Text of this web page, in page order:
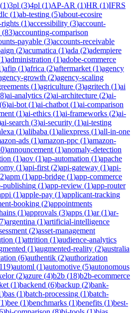
(1)3pl (3)4pl (1)AP-AR (1)HR (1)IFRS
(1)ab-testing (5)about-ecosire
rights (1)accessibility (3)account-
(83)accounting-comparison
payable (3)accounts-receivable
(2)acumatica (1)ada (2)adempiere
1)administration (1)adobe-commerce
)afip (1)africa (2)aftermarket (1)agency
growth (2)agency-scaling
(1)agriculture (3)agritech (1)ai
)ai-analytics (2)ai-architecture (2)ai-
(6)ai-bot (1)ai-chatbot (1)ai-comparison
(1)ai-ethics (1)ai-frameworks (2)ai-
ai-search (3)ai-security (1)ai-testing
(1)alibaba (1)aliexpress (1)all-in-one
ads (1)amazon-ppc (1)amazon-
)announcement (1)anomaly-detection
(1)aov (1)ap-automation (1)apache
(1)api-first (2)api-gateway (1)api-
2)apm (1)app-bridge (1)app-commerce
publishing (1)app-review (1)app-router
(1)apple-pay (1)applicant-tracking
booking (2)appointments
(1)approvals (3)apps (1)ar(1)ar-
)argentina (1)artificial-intelligence
(2)asset-management
(1)attrition (1)audience-analytics
(1)augmented-reality (2)australia
(6)authentik (2)authorization
119)automl (1)automotive (5)autonomous
(2)azure (4)b2b (18)b2b-ecommerce
(1)backend (6)backup (2)bank-
)bas (1)batch-processing (1)batch-
1)bee (1)benchmarks (1)benefits (1)best-